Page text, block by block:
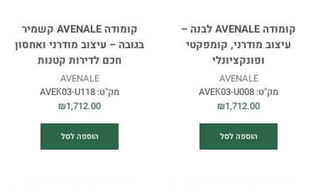
קומודה AVENALE לבנה –
עיצוב מודרני, קומפקטי
ופונקציונלי
AVENALE
מק"ט: AVEК03-U008
₪1,712.00
הוספה לסל
קומודה AVENALE קשמיר
בגובה – עיצוב מודרני ואחסון
חכם לדירות קטנות
AVENALE
מק"ט: AVEК03-U118
₪1,712.00
הוספה לסל